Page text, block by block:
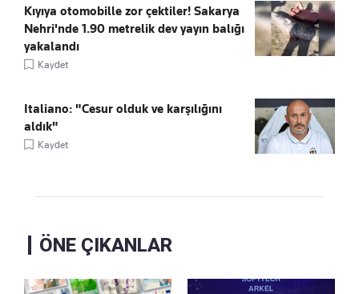
Kıyıya otomobille zor çektiler! Sakarya
Nehri'nde 1.90 metrelik dev yayın balığı
yakalandı
Kaydet
Italiano: "Cesur olduk ve karşılığını
aldık"
Kaydet
ÖNE ÇIKANLAR